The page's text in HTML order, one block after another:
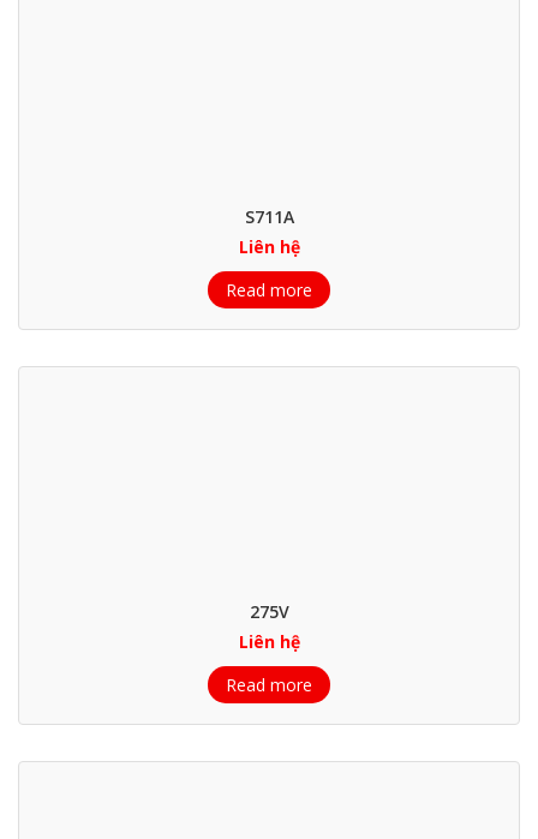
S711A
Liên hệ
Read more
275V
Liên hệ
Read more